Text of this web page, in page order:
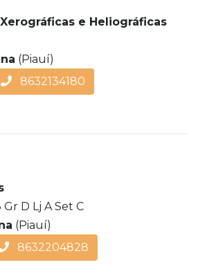
e Heliográficas
(Piauí)
8632134180
D Lj A Set C
(Piauí)
8632204828